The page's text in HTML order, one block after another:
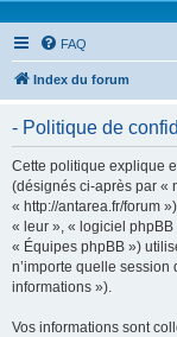
FAQ
Index du forum
- Politique de
Cette politique explique
(désignés ci-après par «
« http://antarea.fr/forum
« leur », « logiciel
« Équipes phpBB »)
n’importe quelle session
informations »).
Vos informations sont